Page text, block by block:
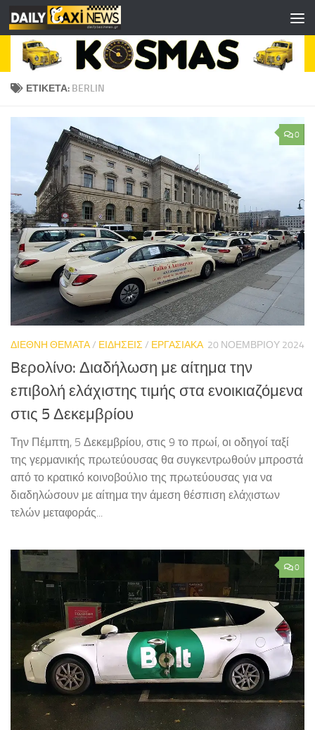
Skip to content
ΕΤΙΚΈΤΑ: BERLIN
0
ΔΙΕΘΝΗ ΘΕΜΑΤΑ/ ΕΙΔΗΣΕΙΣ / ΕΡΓΑΣΙΑΚΑ 20 ΝΟΕΜΒΡΊΟΥ 2024
Bερολίνο: Διαδήλωση με αίτημα την
επιβολή ελάχιστης τιμής στα ενοικιαζόμενα
στις 5 Δεκεμβρίου
Την Πέμπτη, 5 Δεκεμβρίου, στις 9 το πρωί, οι οδηγοί ταξί
της γερμανικής πρωτεύουσας θα συγκεντρωθούν μπροστά
από το κρατικό κοινοβούλιο της πρωτεύουσας για να
διαδηλώσουν με αίτημα την άμεση θέσπιση ελάχιστων
τελών μεταφοράς...
0